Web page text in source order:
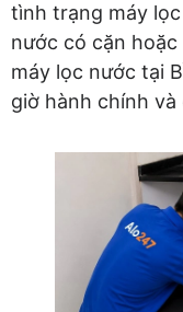
tình trạng máy
nước có cặn
máy lọc nước tại
giờ hành chính và